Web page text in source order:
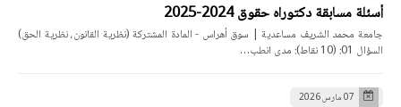
أسئلة مسابقة دكتوراه حقوق 2024-2025
جامعة محمد الشريف مساعدية | سوق أهراس - المادة المشتركة (نظرية القانون، نظرية الحق)
السؤال 01: (10 نقاط): مدى انطب…
07 مارس 2026